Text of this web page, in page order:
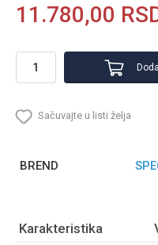
11.780,00
Sačuvajte u listi želja
BREND
Karakteristika